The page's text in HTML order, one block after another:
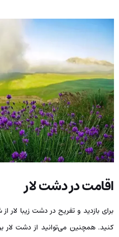
اقامت در دشت لار
برای بازدید و تفریح در دشت زیبا لار
کنید. همچنین می‌توانید از دشت لار